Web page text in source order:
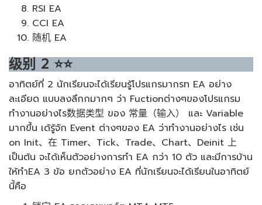
RSI EA
CCI EA
随机 EA
级别 2 ⭐⭐
อาทิตย์ที่ 2 นักเรียนจะได้เรียนรู้โปรแกรมากรท EA อย่าง
ละเอียด แบบลงลึกกมากๆ ว่า Fuctionต่างๆของโปรแกรม
ทำงานอย่างไร数据类型 ของ 常量（输入） และ Variable
มากขึ้น เด้รู้จัก Event ต่างๆของ EA ว่าทำงานอย่างไร เช่น
on Init、在 Timer、Tick、Trade、Chart、Deinit 上
เป็นต้น จะได้เห็นตัวอย่างการทำ EA กว่า 10 ตัว และมีการบ้าน
ให้ทำEA 3 ข้อ ยกตัวอย่าง EA ที่นักเรียนจะได้เรียนในอาทิตย์
นี้คือ